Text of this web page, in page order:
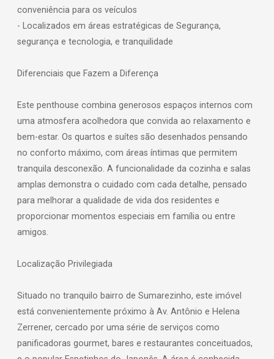
conveniência para os veículos
- Localizados em áreas estratégicas de Segurança,
segurança e tecnologia, e tranquilidade
Diferenciais que Fazem a Diferença
Este penthouse combina generosos espaços internos com
uma atmosfera acolhedora que convida ao relaxamento e
bem-estar. Os quartos e suítes são desenhados pensando
no conforto máximo, com áreas íntimas que permitem
tranquila desconexão. A funcionalidade da cozinha e salas
amplas demonstra o cuidado com cada detalhe, pensado
para melhorar a qualidade de vida dos residentes e
proporcionar momentos especiais em família ou entre
amigos.
Localização Privilegiada
Situado no tranquilo bairro de Sumarezinho, este imóvel
está convenientemente próximo à Av. Antônio e Helena
Zerrener, cercado por uma série de serviços como
panificadoras gourmet, bares e restaurantes conceituados,